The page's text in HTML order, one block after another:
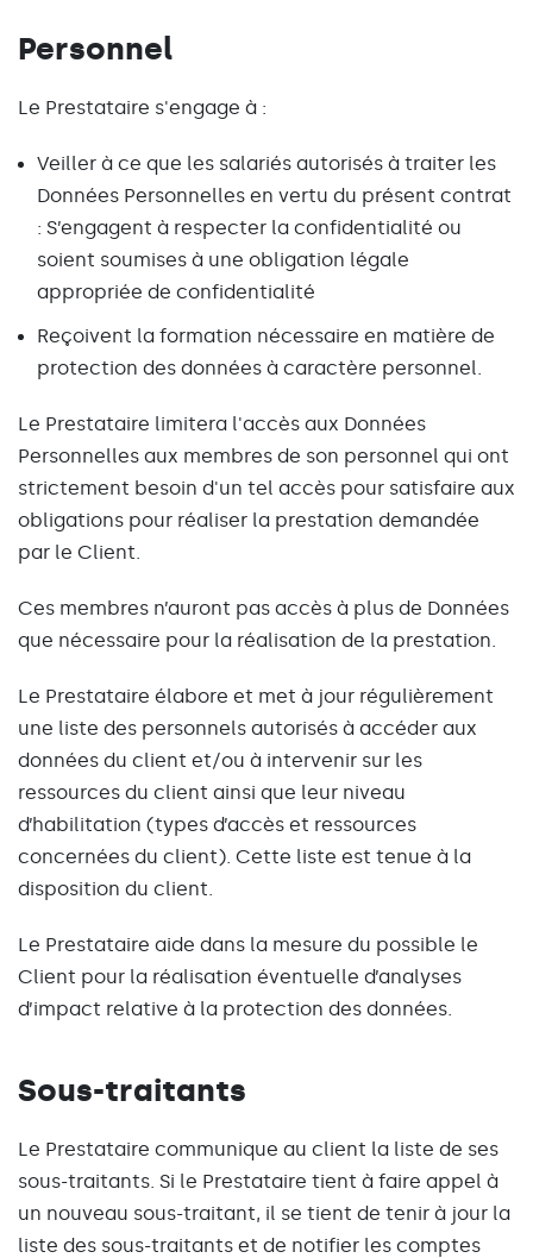
Personnel
Le Prestataire s'engage à :
Veiller à ce que les salariés autorisés à traiter les
Données Personnelles en vertu du présent contrat
: S’engagent à respecter la confidentialité ou
soient soumises à une obligation légale
appropriée de confidentialité
Reçoivent la formation nécessaire en matière de
protection des données à caractère personnel.
Le Prestataire limitera l'accès aux Données
Personnelles aux membres de son personnel qui ont
strictement besoin d'un tel accès pour satisfaire aux
obligations pour réaliser la prestation demandée
par le Client.
Ces membres n’auront pas accès à plus de Données
que nécessaire pour la réalisation de la prestation.
Le Prestataire élabore et met à jour régulièrement
une liste des personnels autorisés à accéder aux
données du client et/ou à intervenir sur les
ressources du client ainsi que leur niveau
d’habilitation (types d’accès et ressources
concernées du client). Cette liste est tenue à la
disposition du client.
Le Prestataire aide dans la mesure du possible le
Client pour la réalisation éventuelle d’analyses
d’impact relative à la protection des données.
Sous-traitants
Le Prestataire communique au client la liste de ses
sous-traitants. Si le Prestataire tient à faire appel à
un nouveau sous-traitant, il se tient de tenir à jour la
liste des sous-traitants et de notifier les comptes